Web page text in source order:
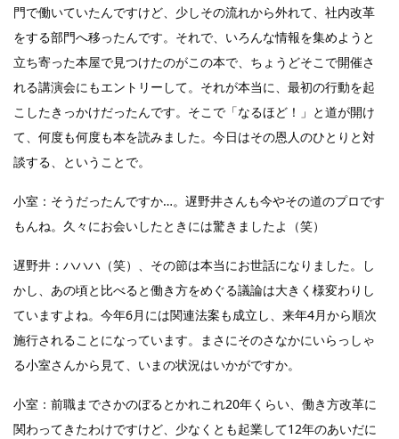
門で働いていたんですけど、少しその流れから外れて、社内改革
をする部門へ移ったんです。それで、いろんな情報を集めようと
立ち寄った本屋で見つけたのがこの本で、ちょうどそこで開催さ
れる講演会にもエントリーして。それが本当に、最初の行動を起
こしたきっかけだったんです。そこで「なるほど！」と道が開け
て、何度も何度も本を読みました。今日はその恩人のひとりと対
談する、ということで。
小室：そうだったんですか…。遅野井さんも今やその道のプロです
もんね。久々にお会いしたときには驚きましたよ（笑）
遅野井：ハハハ（笑）、その節は本当にお世話になりました。し
かし、あの頃と比べると働き方をめぐる議論は大きく様変わりし
ていますよね。今年6月には関連法案も成立し、来年4月から順次
施行されることになっています。まさにそのさなかにいらっしゃ
る小室さんから見て、いまの状況はいかがですか。
小室：前職までさかのぼるとかれこれ20年くらい、働き方改革に
関わってきたわけですけど、少なくとも起業して12年のあいだに